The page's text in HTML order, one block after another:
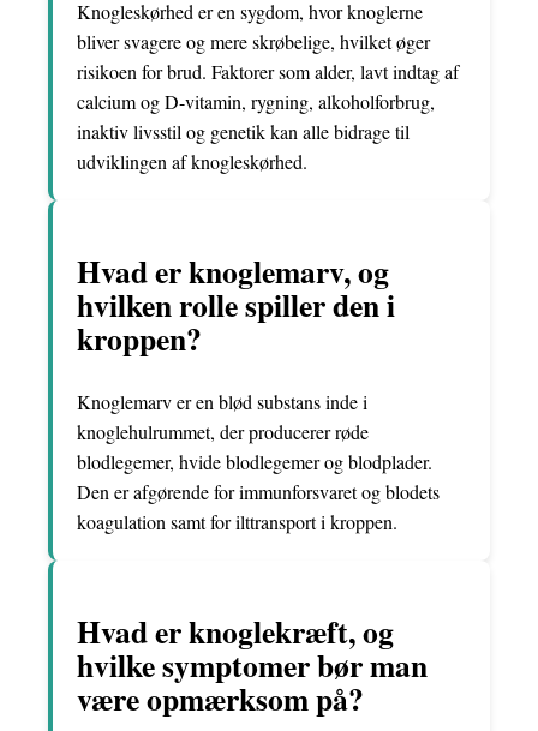
Knogleskørhed er en sygdom, hvor knoglerne
bliver svagere og mere skrøbelige, hvilket øger
risikoen for brud. Faktorer som alder, lavt indtag af
calcium og D-vitamin, rygning, alkoholforbrug,
inaktiv livsstil og genetik kan alle bidrage til
udviklingen af knogleskørhed.
Hvad er knoglemarv, og
hvilken rolle spiller den i
kroppen?
Knoglemarv er en blød substans inde i
knoglehulrummet, der producerer røde
blodlegemer, hvide blodlegemer og blodplader.
Den er afgørende for immunforsvaret og blodets
koagulation samt for ilttransport i kroppen.
Hvad er knoglekræft, og
hvilke symptomer bør man
være opmærksom på?